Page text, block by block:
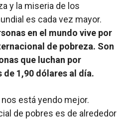
y la miseria de los
es cada vez mayor.
en el mundo vive por
de pobreza. Son
que luchan por
1,90 dólares al día.
nos está yendo mejor.
de pobres es de alrededor